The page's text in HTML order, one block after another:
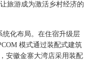
旅游成为激活乡村经济的
统化布局。在住宿升级层
模式通过装配式建筑
安徽金寨大湾店采用装配